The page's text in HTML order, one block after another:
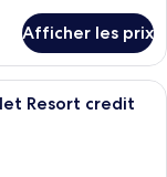
Afficher les prix
fort pour ordinateur
Resort credit